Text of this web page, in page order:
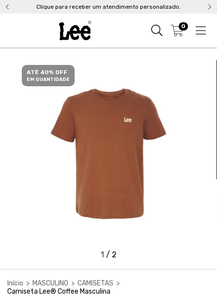
Clique para receber um atendimento personalizado.
0
ATÉ 40% OFF
EM QUANTIDADE
1 / 2
Início > MASCULINO > CAMISETAS >
Camiseta Lee® Coffee Masculina